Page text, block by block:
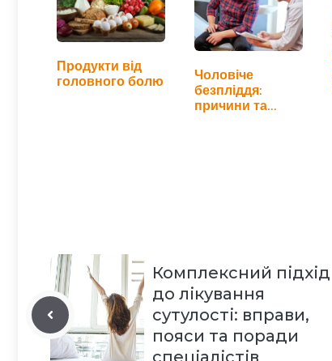
Продукти від
головного болю
Чоловіче
безпліддя:
причини та
Комплексний підхід
до лікування
сутулості: вправи,
пояси та поради